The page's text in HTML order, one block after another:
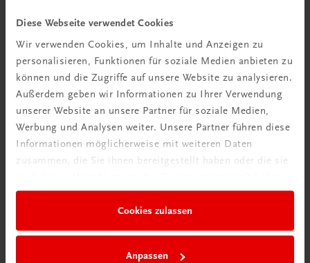
Diese Webseite verwendet Cookies
Wir verwenden Cookies, um Inhalte und Anzeigen zu
personalisieren, Funktionen für soziale Medien anbieten zu
können und die Zugriffe auf unsere Website zu analysieren.
Außerdem geben wir Informationen zu Ihrer Verwendung
unserer Website an unsere Partner für soziale Medien,
Werbung und Analysen weiter. Unsere Partner führen diese
Informationen möglicherweise mit weiteren Daten
zusammen, die Sie ihnen bereitgestellt haben oder die sie
Cookies zulassen
Anpassen
Tipps & Tricks
Mehr dazu